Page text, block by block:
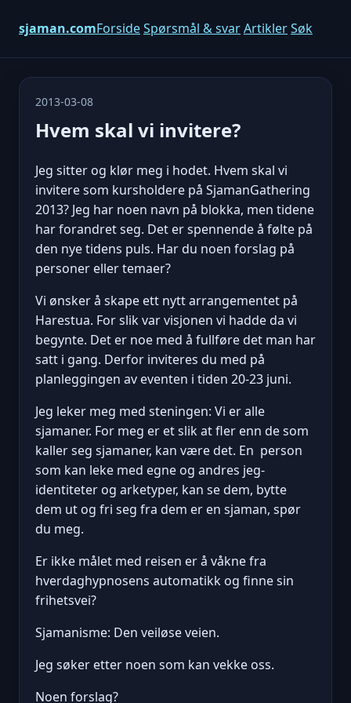
sjaman.comForsideSpørsmål & svarArtiklerSøk
2013-03-08
Hvem skal vi invitere?
Jeg sitter og klør meg i hodet. Hvem skal vi
invitere som kursholdere på SjamanGathering
2013? Jeg har noen navn på blokka, men tidene
har forandret seg. Det er spennende å følte på
den nye tidens puls. Har du noen forslag på
personer eller temaer?
Vi ønsker å skape ett nytt arrangementet på
Harestua. For slik var visjonen vi hadde da vi
begynte. Det er noe med å fullføre det man har
satt i gang. Derfor inviteres du med på
planleggingen av eventen i tiden 20-23 juni.
Jeg leker meg med steningen: Vi er alle
sjamaner. For meg er et slik at fler enn de som
kaller seg sjamaner, kan være det. En person
som kan leke med egne og andres jeg-
identiteter og arketyper, kan se dem, bytte
dem ut og fri seg fra dem er en sjaman, spør
du meg.
Er ikke målet med reisen er å våkne fra
hverdaghypnosens automatikk og finne sin
frihetsvei?
Sjamanisme: Den veiløse veien.
Jeg søker etter noen som kan vekke oss.
Noen forslag?